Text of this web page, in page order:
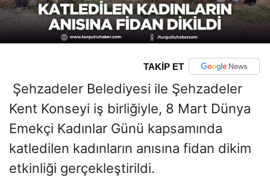
TAKİP ET
Şehzadeler Belediyesi ile Şehzadeler
Kent Konseyi iş birliğiyle, 8 Mart Dünya
Emekçi Kadınlar Günü kapsamında
katledilen kadınların anısına fidan dikim
etkinliği gerçekleştirildi.